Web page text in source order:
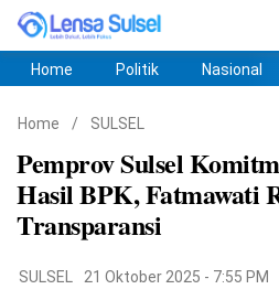
Home Politik Nasional
Home / SULSEL
Pemprov Sulsel
Hasil BPK, Fatmawati
Transparansi
SULSEL
21 Oktober 2025 - 7:55 PM